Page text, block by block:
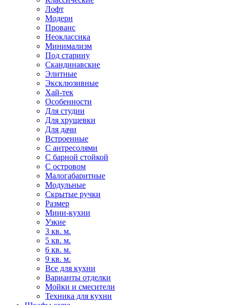
Лофт
Модерн
Прованс
Неоклассика
Минимализм
Под старину
Скандинавские
Элитные
Эксклюзивные
Хай-тек
Особенности
Для студии
Для хрущевки
Для дачи
Встроенные
С антресолями
С барной стойкой
С островом
Малогабаритные
Модульные
Скрытые ручки
Размер
Мини-кухни
Узкие
3 кв. м.
5 кв. м.
6 кв. м.
9 кв. м.
Все для кухни
Варианты отделки
Мойки и смесители
Техника для кухни